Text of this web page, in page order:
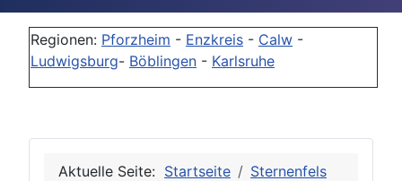
Regionen: Pforzheim - Enzkreis - Calw -
Ludwigsburg- Böblingen - Karlsruhe
Aktuelle Seite: Startseite
Sternenfels